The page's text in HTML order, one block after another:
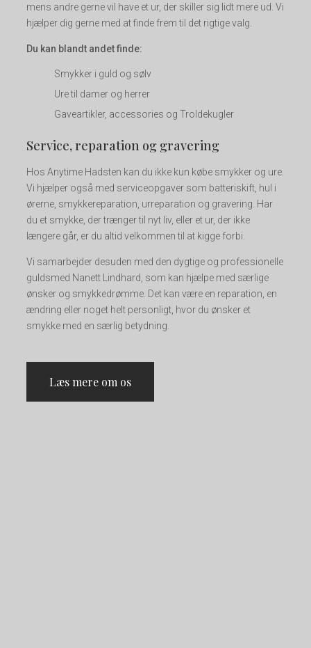
mens andre gerne vil have et ur, der skiller sig lidt mere ud. Vi
hjælper dig gerne med at finde frem til det rigtige valg.
Du kan blandt andet finde:
Smykker i guld og sølv
Ure til damer og herrer
Gaveartikler, accessories og Troldekugler
Service, reparation og gravering
Hos Anytime Hadsten kan du ikke kun købe smykker og ure.
Vi hjælper også med serviceopgaver som batteriskift, hul i
ørerne, smykkereparation, urreparation og gravering. Har
du et smykke, der trænger til nyt liv, eller et ur, der ikke
længere går, er du altid velkommen til at kigge forbi.
Vi samarbejder desuden med den dygtige og professionelle
guldsmed Nanett Lindhard, som kan hjælpe med særlige
ønsker og smykkedrømme. Det kan være en reparation, en
ændring eller noget helt personligt, hvor du ønsker et
smykke med en særlig betydning.
Læs mere om os